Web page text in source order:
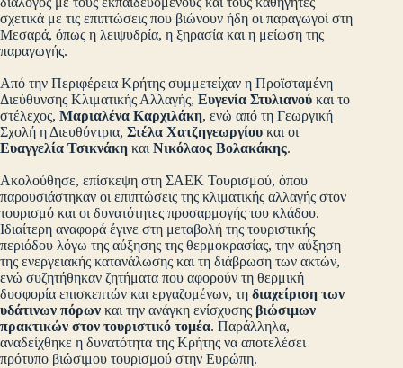
σχετικά με τις επιπτώσεις που βιώνουν ήδη οι παραγωγοί στη
Μεσαρά, όπως η λειψυδρία, η ξηρασία και η μείωση της
παραγωγής.
Από την Περιφέρεια Κρήτης συμμετείχαν η Προϊσταμένη
Διεύθυνσης Κλιματικής Αλλαγής, Ευγενία Στυλιανού και το
στέλεχος, Μαριαλένα Καρχιλάκη, ενώ από τη Γεωργική
Σχολή η Διευθύντρια, Στέλα Χατζηγεωργίου και οι
Ευαγγελία Τσικνάκη και Νικόλαος Βολακάκης.
Ακολούθησε, επίσκεψη στη ΣΑΕΚ Τουρισμού, όπου
παρουσιάστηκαν οι επιπτώσεις της κλιματικής αλλαγής στον
τουρισμό και οι δυνατότητες προσαρμογής του κλάδου.
Ιδιαίτερη αναφορά έγινε στη μεταβολή της τουριστικής
περιόδου λόγω της αύξησης της θερμοκρασίας, την αύξηση
της ενεργειακής κατανάλωσης και τη διάβρωση των ακτών,
ενώ συζητήθηκαν ζητήματα που αφορούν τη θερμική
δυσφορία επισκεπτών και εργαζομένων, τη διαχείριση των
υδάτινων πόρων και την ανάγκη ενίσχυσης βιώσιμων
πρακτικών στον τουριστικό τομέα. Παράλληλα,
αναδείχθηκε η δυνατότητα της Κρήτης να αποτελέσει
πρότυπο βιώσιμου τουρισμού στην Ευρώπη.